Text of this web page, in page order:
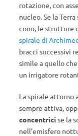
rotazione, con
nucleo. Se la
cono, le strutture
spirale di
bracci successivi
simile a quello
un irrigatore
La spirale attorno
sempre attiva,
concentrici se la
nell’emisfero